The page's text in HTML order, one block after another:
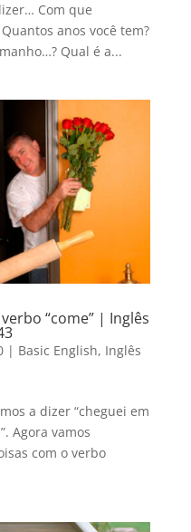
Com que
anos você tem?
Qual é a...
“come” | Inglês
| Basic English, Inglês
a dizer “cheguei em
Agora vamos
com o verbo